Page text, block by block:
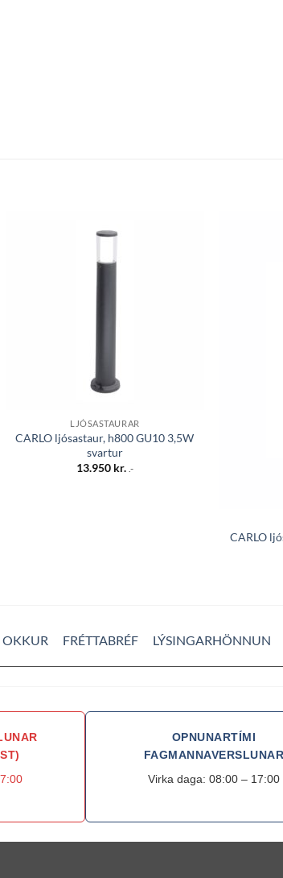
LJÓSASTAURAR
CARLO ljósastaur, h800 GU10 3,5W
svartur
13.950 kr. .-
CARLO
FRÉTTABRÉF LÝSINGARHÖNNUN
OPNUNARTÍMI
FAGMANNAVERSLUNAR
Virka daga: 08:00 – 17:00